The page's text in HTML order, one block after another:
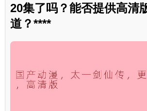
20集了吗？能否提供高清
道？****